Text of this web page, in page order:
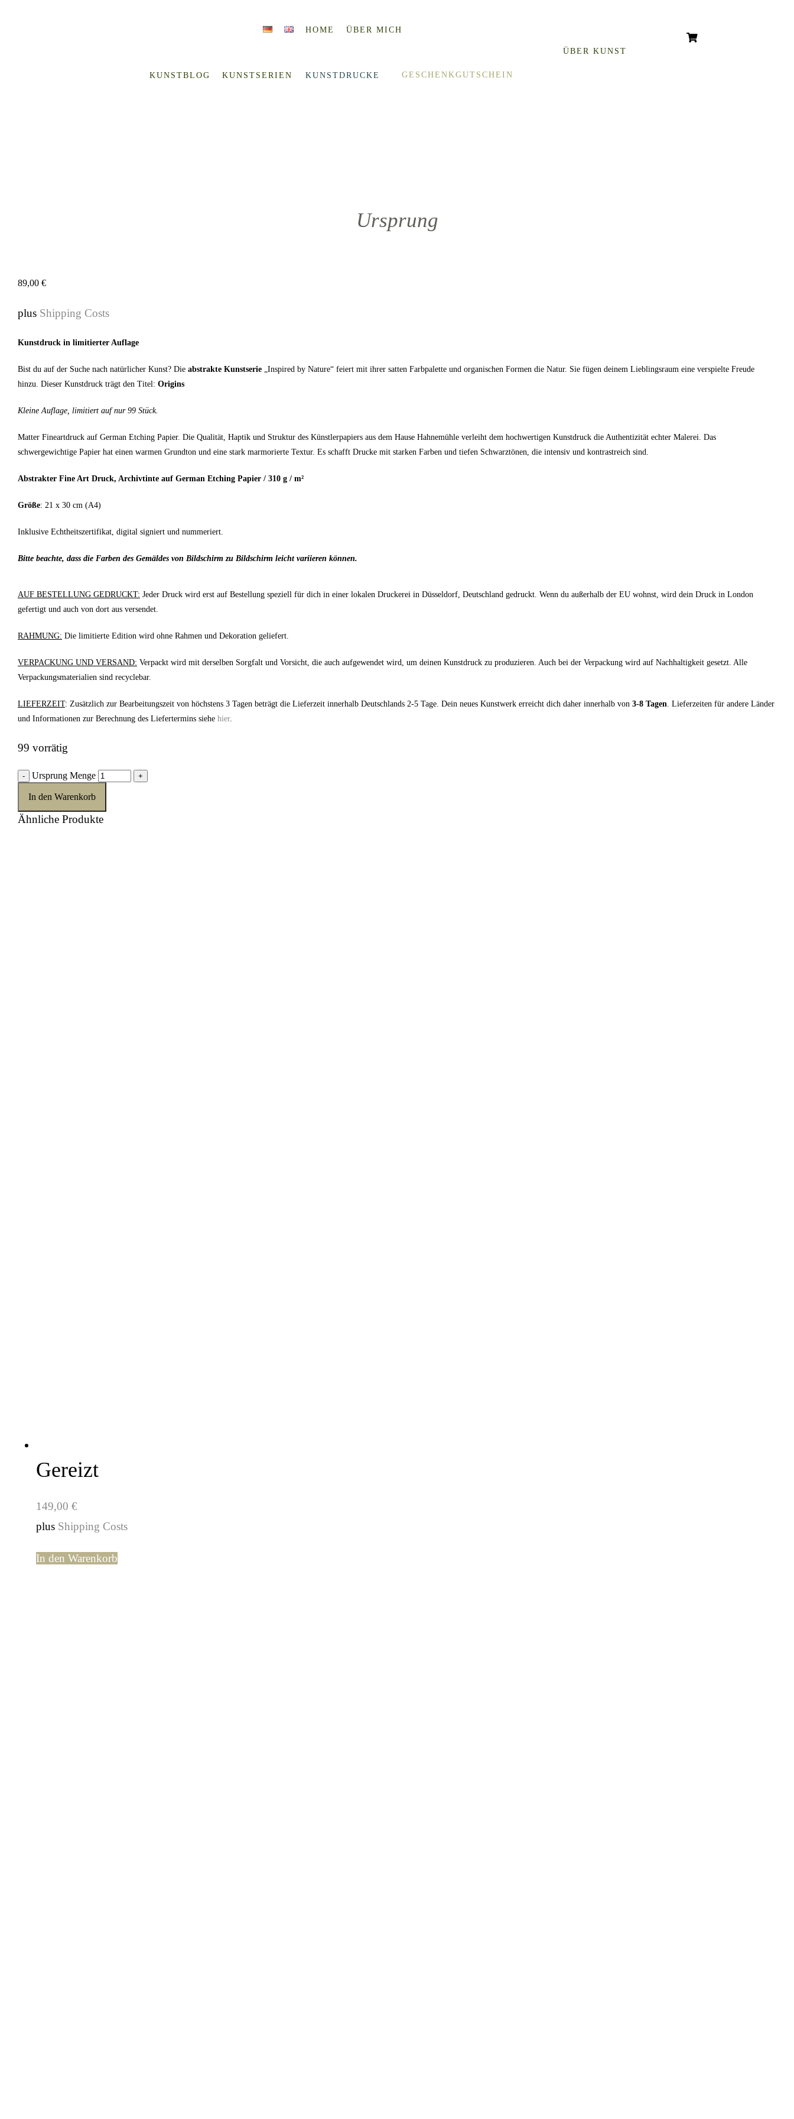
HOME ÜBER MICH
ÜBER KUNST
KUNSTBLOG KUNSTSERIEN KUNSTDRUCKE GESCHENKGUTSCHEIN
Ursprung
89,00 €
plus Shipping Costs
Kunstdruck in limitierter Auflage
Bist du auf der Suche nach natürlicher Kunst? Die abstrakte Kunstserie „Inspired by Nature“ feiert mit ihrer satten Farbpalette und organischen Formen die Natur. Sie fügen deinem Lieblingsraum eine verspielte Freude
hinzu. Dieser Kunstdruck trägt den Titel: Origins
Kleine Auflage, limitiert auf nur 99 Stück.
Matter Fineartdruck auf German Etching Papier. Die Qualität, Haptik und Struktur des Künstlerpapiers aus dem Hause Hahnemühle verleiht dem hochwertigen Kunstdruck die Authentizität echter Malerei. Das
schwergewichtige Papier hat einen warmen Grundton und eine stark marmorierte Textur. Es schafft Drucke mit starken Farben und tiefen Schwarztönen, die intensiv und kontrastreich sind.
Abstrakter Fine Art Druck, Archivtinte auf German Etching Papier / 310 g / m²
Größe: 21 x 30 cm (A4)
Inklusive Echtheitszertifikat, digital signiert und nummeriert.
Bitte beachte, dass die Farben des Gemäldes von Bildschirm zu Bildschirm leicht variieren können.
AUF BESTELLUNG GEDRUCKT: Jeder Druck wird erst auf Bestellung speziell für dich in einer lokalen Druckerei in Düsseldorf, Deutschland gedruckt. Wenn du außerhalb der EU wohnst, wird dein Druck in London
gefertigt und auch von dort aus versendet.
RAHMUNG: Die limitierte Edition wird ohne Rahmen und Dekoration geliefert.
VERPACKUNG UND VERSAND: Verpackt wird mit derselben Sorgfalt und Vorsicht, die auch aufgewendet wird, um deinen Kunstdruck zu produzieren. Auch bei der Verpackung wird auf Nachhaltigkeit gesetzt. Alle
Verpackungsmaterialien sind recyclebar.
LIEFERZEIT: Zusätzlich zur Bearbeitungszeit von höchstens 3 Tagen beträgt die Lieferzeit innerhalb Deutschlands 2-5 Tage. Dein neues Kunstwerk erreicht dich daher innerhalb von 3-8 Tagen. Lieferzeiten für andere Länder
und Informationen zur Berechnung des Liefertermins siehe hier.
99 vorrätig
- Ursprung Menge +
In den Warenkorb
Ähnliche Produkte
Gereizt
149,00 €
plus Shipping Costs
In den Warenkorb